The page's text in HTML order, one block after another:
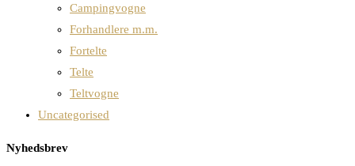
Campingvogne
Forhandlere m.m.
Fortelte
Telte
Teltvogne
Uncategorised
Nyhedsbrev